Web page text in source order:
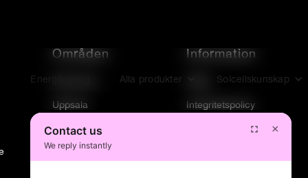
Energilagring Alla produkter Solcellskunskap
Områden
Uppsala
Skåne
Västra Götaland
Information
Integritetspolicy